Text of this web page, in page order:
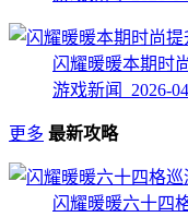
闪耀暖暖本期时
游戏新闻 2026-
更多 最新攻略
闪耀暖暖六十四